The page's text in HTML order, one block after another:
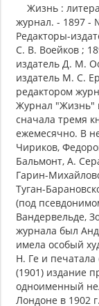
Жизнь :
журнал. - 1897 -
Редакторы-
С. В. Воейков ;
издатель Д. М.
издатель М. С.
редактором
Журнал "Жизнь"
сначала тремя
ежемесячно. В
Чириков,
Бальмонт, А.
Гарин-
Туган-
(под
Вандервельде,
журнала был
имела особый
Н. Ге и
(1901) издание
одноименный
Лондоне в 1902